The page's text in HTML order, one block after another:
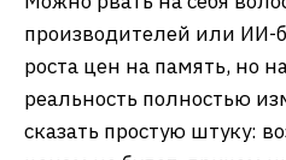
уменьшение стоимости Si-
позволяет ставить более
улучшать модели в этом
идет ухудшение всех
моделях, нельзя.